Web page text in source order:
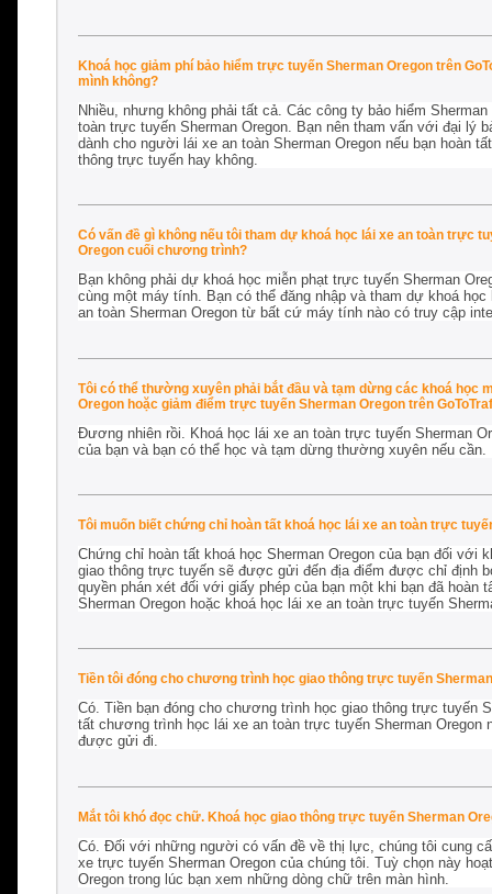
Khoá học giảm phí bảo hiểm trực tuyến Sherman Oregon trên
mình không?
Nhiều, nhưng không phải tất cả. Các công ty bảo hiểm
toàn trực tuyến Sherman Oregon. Bạn nên tham vấn với đại lý
dành cho người lái xe an toàn Sherman Oregon nếu bạn hoàn
thông trực tuyến hay không.
Có vấn đề gì không nếu tôi tham dự khoá học lái xe an toàn trực
Oregon cuối chương trình?
Bạn không phải dự khoá học miễn phạt trực tuyến Sherman
cùng một máy tính. Bạn có thể đăng nhập và tham dự khoá
an toàn Sherman Oregon từ bất cứ máy tính nào có truy cập
Tôi có thể thường xuyên phải bắt đầu và tạm dừng các khoá học
Oregon hoặc giảm điểm trực tuyến Sherman Oregon trên
Đương nhiên rồi. Khoá học lái xe an toàn trực tuyến Sherman
của bạn và bạn có thể học và tạm dừng thường xuyên nếu cần.
Tôi muốn biết chứng chỉ hoàn tất khoá học lái xe an toàn trực
Chứng chỉ hoàn tất khoá học Sherman Oregon của bạn đối với
giao thông trực tuyến sẽ được gửi đến địa điểm được chỉ định
quyền phán xét đối với giấy phép của bạn một khi bạn đã
Sherman Oregon hoặc khoá học lái xe an toàn trực tuyến
Tiền tôi đóng cho chương trình học giao thông trực tuyến
Có. Tiền bạn đóng cho chương trình học giao thông trực tuyến
tất chương trình học lái xe an toàn trực tuyến Sherman
được gửi đi.
Mắt tôi khó đọc chữ. Khoá học giao thông trực tuyến Sherman
Có. Đối với những người có vấn đề về thị lực, chúng tôi cung
xe trực tuyến Sherman Oregon của chúng tôi. Tuỳ chọn này
Oregon trong lúc bạn xem những dòng chữ trên màn hình.